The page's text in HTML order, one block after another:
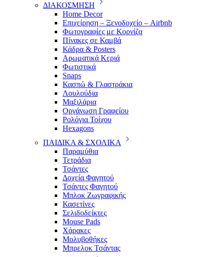
ΔΙΑΚΟΣΜΗΣΗ
Home Decor
Επιχείρηση – Ξενοδοχείο – Airbnb
Φωτογραφίες με Κορνίζα
Πίνακες σε Καμβά
Κάδρα & Posters
Αρωματικά Κεριά
Φωτιστικά
Snaps
Κασπώ & Γλαστράκια
Λουλούδια
Μαξιλάρια
Οργάνωση Γραφείου
Ρολόγια Τοίχου
Hexagons
ΠΑΙΔΙΚΑ & ΣΧΟΛΙΚΑ
Παραμύθια
Τετράδια
Τσάντες
Δοχεία Φαγητού
Τσάντες Φαγητού
Μπλοκ Ζωγραφικής
Κασετίνες
Σελιδοδείκτες
Mouse Pads
Χάρακες
Μολυβοθήκες
Μπρελοκ Τσάντας